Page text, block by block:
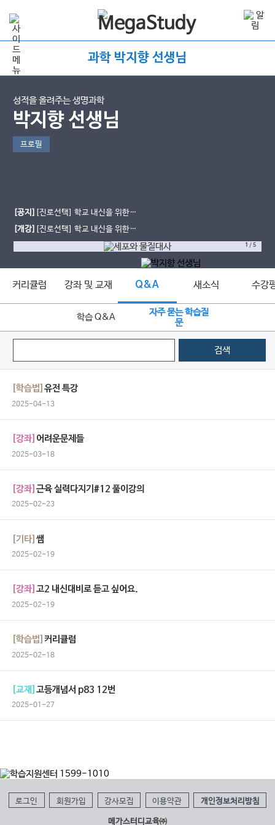
과학 박지향 선생님
성적을 올려주는 생명과학
박지향 선생님
프로필
[공지] [진로선택] 학교 내신을 위한
생물의 유전 starter
[개강] [진로선택] 학교 내신을 위한
세포와 물질대사
1 /5
커리큘럼 강좌 및 교재 Q&A 새소식 수강
학습 Q&A
자주 묻는 학습질
문
검색
[학습법]유전 특강
2025-04-13
[강좌] 어려운문제들
2025-03-18
[강좌]근육 실력다지기#12 풀이강의
2025-02-23
[기타]쌤
2025-02-19
[강좌]고2 내신대비로 듣고 싶어요.
2025-02-19
[학습법]커리큘럼
2025-02-18
[교재]고등개념서 p83 12번
2025-01-27
로그인 회원가입 강사모집 이용약관 개인정보처리방침
메가스터디교육㈜